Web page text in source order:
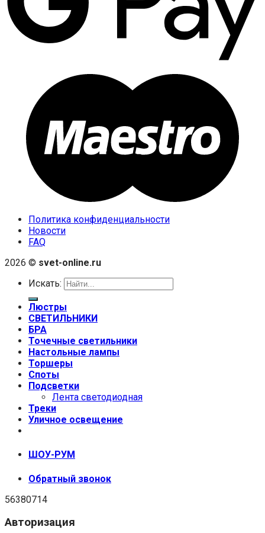
Политика конфиденциальности
Новости
FAQ
2026 © svet-online.ru
Искать:
Люстры
СВЕТИЛЬНИКИ
БРА
Точечные светильники
Настольные лампы
Торшеры
Споты
Подсветки
Лента светодиодная
Треки
Уличное освещение
ШОУ-РУМ
Обратный звонок
56380714
Авторизация